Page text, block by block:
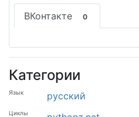
ВКонтакте 0
Категории
Язык русский
Циклы